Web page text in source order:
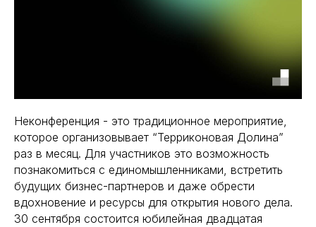
Неконференция - это традиционное мероприятие,
которое организовывает “Терриконовая Долина”
раз в месяц. Для участников это возможность
познакомиться с единомышленниками, встретить
будущих бизнес-партнеров и даже обрести
вдохновение и ресурсы для открытия нового дела.
30 сентября состоится юбилейная двадцатая